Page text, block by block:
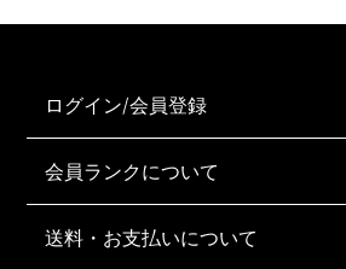
ログイン/会員登録
会員ランクについて
送料・お支払いについて